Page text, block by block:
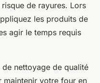
de rayures. Lors
les produits de
agir le temps requis
nettoyage de qualité
maintenir votre four en